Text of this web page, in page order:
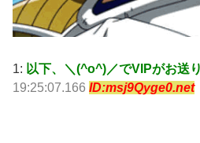
1: 以下、＼(^o^)／でVIPがお送
19:25:07.166 ID:msj9Qyge0.net